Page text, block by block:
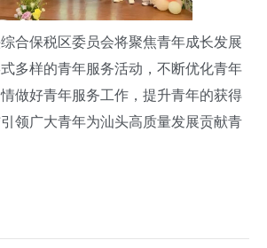
合保税区委员会将聚焦青年成长发展
多样的青年服务活动，不断优化青年
做好青年服务工作，提升青年的获得
领广大青年为汕头高质量发展贡献青